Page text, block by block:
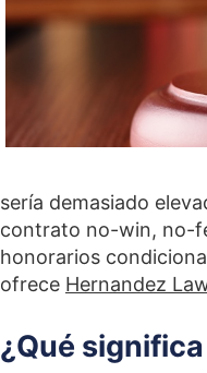
sería demasiado
contrato no-win, no-
honorarios
ofrece Hernandez
¿Qué